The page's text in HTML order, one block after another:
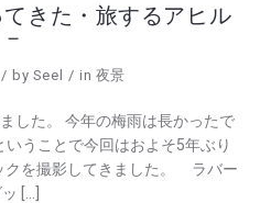
きた・旅するアヒル
－
by Seel in 夜景
した。 今年の梅雨は長かったで
うことで今回はおよそ5年ぶり
クを撮影してきました。 ラバー
ッ […]